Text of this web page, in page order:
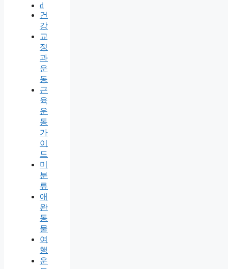
d
건
강
교
정
과
운
동
근
육
운
동
가
이
드
미
분
류
애
완
동
물
여
행
운